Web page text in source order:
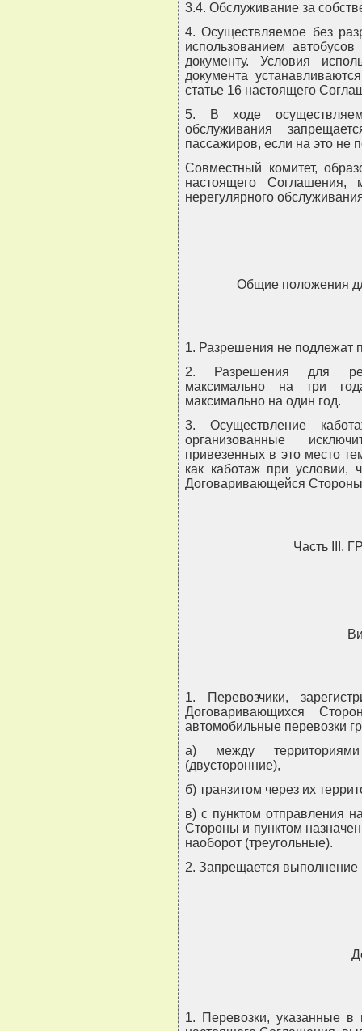
3.4. Обслуживание за
4. Осуществляемое без
использованием
документу. Условия
документа
статье 16 настоящего
5. В ходе
обслуживания
пассажиров, если на это не
Совместный комитет,
настоящего Соглашения,
нерегулярного
Общие положения
1. Разрешения не подлежат
2. Разрешения для
максимально на три
максимально на один год.
3. Осуществление
организованные
привезенных в это место
как каботаж при условии,
Договаривающейся Стороны
Часть III.
1. Перевозчики,
Договаривающихся
автомобильные перевозки
а) между
(двусторонние),
б) транзитом через их
в) с пунктом отправления
Стороны и пунктом
наоборот (треугольные).
2. Запрещается выполнение
1. Перевозки, указанные в